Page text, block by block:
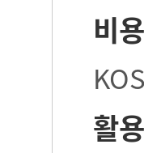
비
활